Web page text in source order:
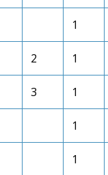
1
2 1
3 1
1
1